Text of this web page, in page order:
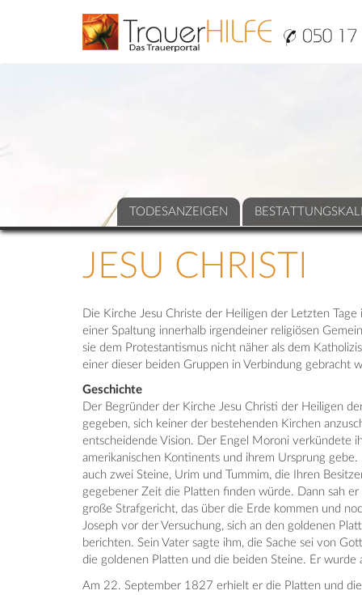
TODESANZEIGEN
JESU CHRISTI
Die Kirche Jesu Christe der Heiligen der Letzten
einer Spaltung innerhalb irgendeiner religiösen
sie dem Protestantismus nicht näher als dem
einer dieser beiden Gruppen in Verbindung gebracht
Geschichte
Der Begründer der Kirche Jesu Christi der Heiligen
gegeben, sich keiner der bestehenden Kirchen
entscheidende Vision. Der Engel Moroni verkündete
amerikanischen Kontinents und ihrem Ursprung
auch zwei Steine, Urim und Tummim, die Ihren
gegebener Zeit die Platten finden würde. Dann sah
große Strafgericht, das über die Erde kommen und
Joseph vor der Versuchung, sich an den goldenen
berichten. Sein Vater sagte ihm, die Sache sei von
die goldenen Platten und die beiden Steine. Er wurde
Am 22. September 1827 erhielt er die Platten und